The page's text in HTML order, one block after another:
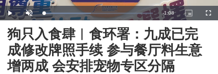
Play Unmute Loaded:
43.41%
Remaining
Time
-1:08
Picture-
in-
狗只入食肆︱食环署：九成已完
成修改牌照手续 参与餐厅料生意
增两成 会安排宠物专区分隔